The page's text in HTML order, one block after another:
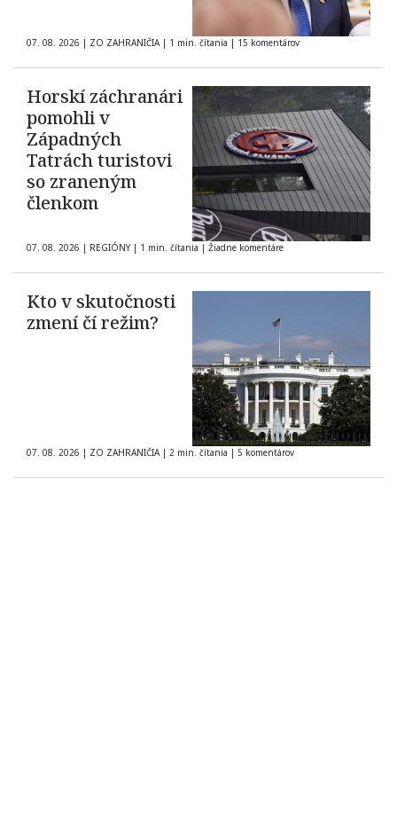
07. 08. 2026 | ZO ZAHRANIČIA | 1 min. čítania | 15 komentárov
Horskí záchranári
pomohli v
Západných
Tatrách turistovi
so zraneným
členkom
07. 08. 2026 | REGIÓNY | 1 min. čítania | Žiadne komentáre
Kto v skutočnosti
zmení čí režim?
07. 08. 2026 | ZO ZAHRANIČIA | 2 min. čítania | 5 komentárov